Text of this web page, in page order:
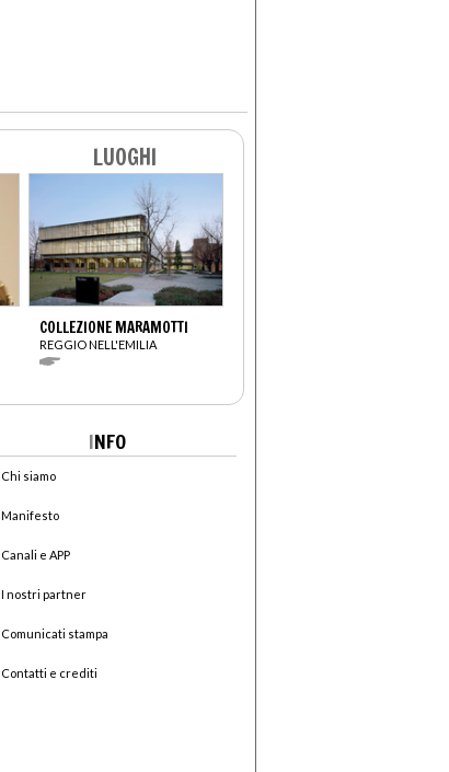
LUOGHI
COLLEZIONE MARAMOTTI
REGGIO NELL'EMILIA
INFO
Chi siamo
Manifesto
Canali e APP
I nostri partner
Comunicati stampa
Contatti e crediti